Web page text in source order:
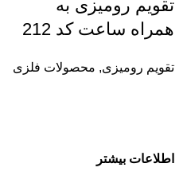
تقویم رومیزی به
همراه ساعت کد 212
تقویم رومیزی, محصولات فلزی
اطلاعات بیشتر